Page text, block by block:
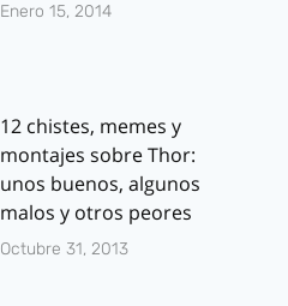
Enero 15, 2014
12 chistes, memes y
montajes sobre Thor:
unos buenos, algunos
malos y otros peores
Octubre 31, 2013